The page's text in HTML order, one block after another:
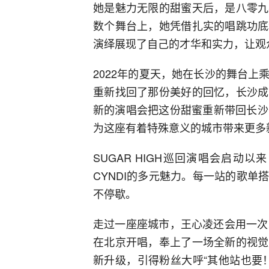
她是魅力无限的甜蜜天后，是八零
数个舞台上，她凭借扎实的唱跳功
演绎展现了自己的才华和实力，让
2022年的夏天，她在长沙的舞台上
重新找回了那份美好的回忆，长沙
新的演唱会把这份甜蜜重新带回长
为这座有着特殊意义的城市带来更
SUGAR HIGH巡回演唱会启动以
CYNDI的多元魅力。每一站的歌单
不停歇。
走过一座座城市，王心凌还会用一
在北京开唱，奉上了一场全新的视
新升级，引得粉丝大呼“其他站也